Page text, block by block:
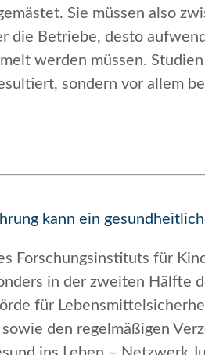
Sie müssen also
die Betriebe, desto
werden müssen.
sondern vor allem
kann ein
Forschungsinstituts für
in der zweiten Hälfte
für
den regelmäßigen